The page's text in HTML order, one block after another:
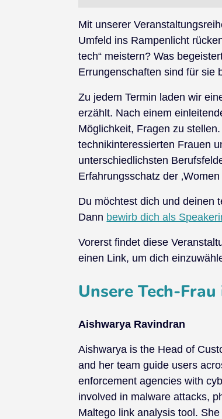
Mit unserer
Umfeld ins Rampenlicht
tech“ meistern? Was
Errungenschaften sind für sie
Zu jedem Termin laden wir
erzählt. Nach einem
Möglichkeit, Fragen zu
technikinteressierten Frauen
unterschiedlichsten
Erfahrungsschatz der
Du möchtest dich und deinen
Dann bewirb dich als
Vorerst findet diese
einen Link, um dich
Unsere Tech-
Aishwarya Ravindran
Aishwarya is the Head of
and her team guide users
enforcement agencies with
involved in malware attacks,
Maltego link analysis tool.